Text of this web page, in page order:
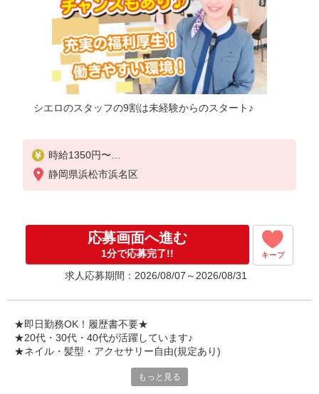
シエロのスタッフの9割は未経験からのスタート♪
時給1350円〜
※残業代支給
★交通費別途支給（規定あり）
入社祝い金10万円支給(規定有)
お友達を紹介頂くと,
インセンティブ支給(規定有)
゜・。○。・゜+゜・。○。・゜+゜
静岡県浜松市浜名区
応募画面へ進む
1分で応募完了!! キープ
求人応募期間：2026/08/07～2026/08/31
★即日勤務OK！履歴書不要★
★20代・30代・40代が活躍しています♪
★ネイル・髪型・アクセサリー自由(規定あり)
各キャリアの新機種が特別価格で購入OK！！
もっと見る